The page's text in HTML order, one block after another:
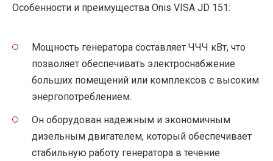
Особенности и преимущества Onis VISA JD 151:
Мощность генератора составляет ЧЧЧ кВт, что
позволяет обеспечивать электроснабжение
больших помещений или комплексов с высоким
энергопотреблением.
Он оборудован надежным и экономичным
дизельным двигателем, который обеспечивает
стабильную работу генератора в течение